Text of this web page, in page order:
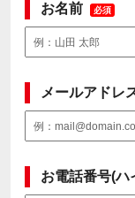
お名前 必須
メールアドレ
お電話番号(ハ